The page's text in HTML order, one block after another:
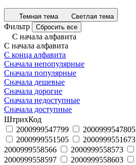
Темная тема Светлая тема
Фильтр Сбросить все
С начала алфавита
С начала алфавита
С конца алфавита
Сначала непопулярные
Сначала популярные
Сначала дешевые
Сначала дорогие
Сначала недоступные
Сначала доступные
ШтрихКод
2000999547799
2000999547805
2000999551505
2000999551673
2000999558566
2000999558573
2000999558597
2000999558603